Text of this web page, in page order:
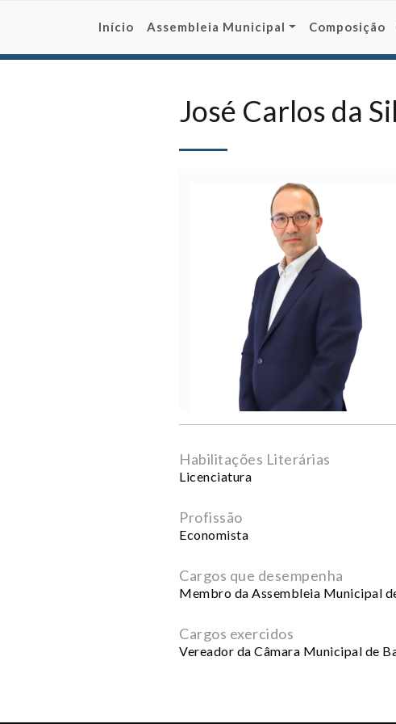
Início Assembleia Municipal Composição
José Carlos da
Habilitações Literárias
Licenciatura
Profissão
Economista
Cargos que desempenha
Membro da Assembleia Municipal
Cargos exercidos
Vereador da Câmara Municipal de